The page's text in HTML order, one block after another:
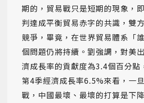
期的，貿易戰只是短期的現象，
判達成平衡貿易赤字的共識，雙
競爭，畢竟，在世界貿易體系「
個問題仍將持續。劉強調，對美
濟成長率的貢獻度為3.4個百分點
第4季經濟成長率6.5%來看，一
戰，中國最壞、最壞的打算是下